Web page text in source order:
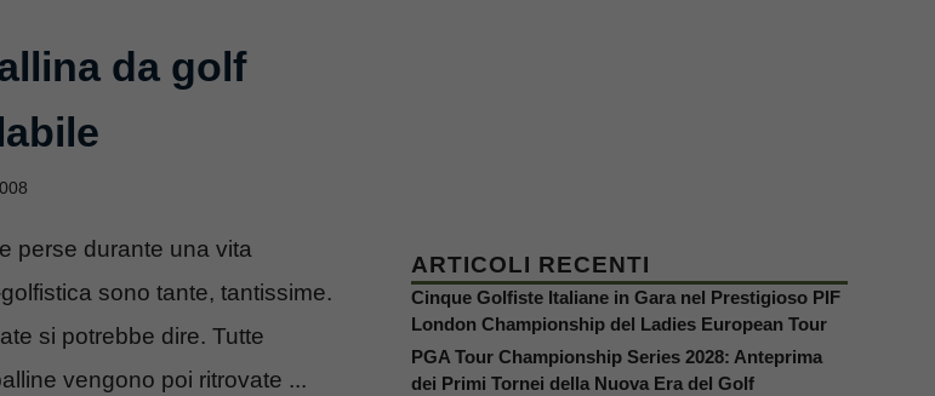
da golf
perse durante una vita
sono tante, tantissime.
si potrebbe dire. Tutte
vengono poi ritrovate ...
ARTICOLI RECENTI
Cinque Golfiste Italiane in Gara nel Prestigioso PIF
London Championship del Ladies European Tour
PGA Tour Championship Series 2028: Anteprima
dei Primi Tornei della Nuova Era del Golf